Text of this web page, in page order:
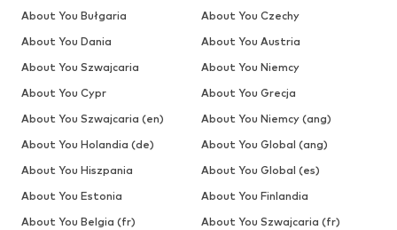
About You Bułgaria
About You Czechy
About You Dania
About You Austria
About You Szwajcaria
About You Niemcy
About You Cypr
About You Grecja
About You Szwajcaria (en)
About You Niemcy (ang)
About You Holandia (de)
About You Global (ang)
About You Hiszpania
About You Global (es)
About You Estonia
About You Finlandia
About You Belgia (fr)
About You Szwajcaria (fr)